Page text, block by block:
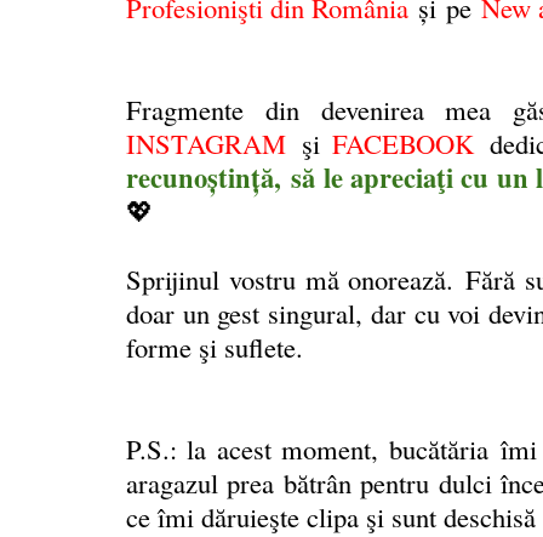
Profesionişti din România și pe New
Fragmente din devenirea mea
INSTAGRAM şiFACEBOOK
recunoştinţă, să le apreciaţi cu un
💖
Sprijinul vostru mă onorează.Fără
doar un gest singural, dar cu voi
forme şi suflete.
P.S.: la acest moment, bucătăriaîmi
aragazul prea bătrân pentru dulci
ce îmi dăruieşte clipa şi sunt